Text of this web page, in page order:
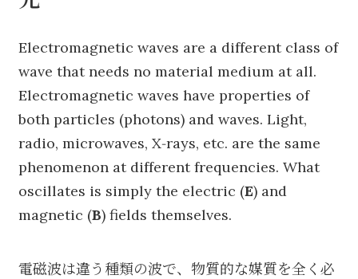
Electromagnetic waves are a different class of
wave that needs no material medium at all.
Electromagnetic waves have properties of
both particles (photons) and waves. Light,
radio, microwaves, X‑rays, etc. are the same
phenomenon at different frequencies. What
oscillates is simply the electric (E) and
magnetic (B) fields themselves.
電磁波は違う種類の波で、物質的な媒質を全く必